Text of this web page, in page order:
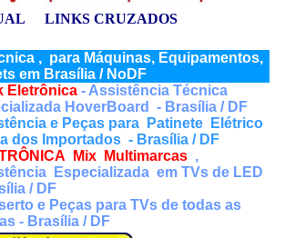
LINKS CRUZADOS
, para Máquinas, Equipamentos,
em Brasília / NoDF
Eletrônica - Assistência Técnica
HoverBoard - Brasília / DF
e Peças para Patinete Elétrico
dos Importados - Brasília / DF
Mix Multimarcas ,
Especializada em TVs de LED
/ DF
e Peças para TVs de todas as
- Brasília / DF